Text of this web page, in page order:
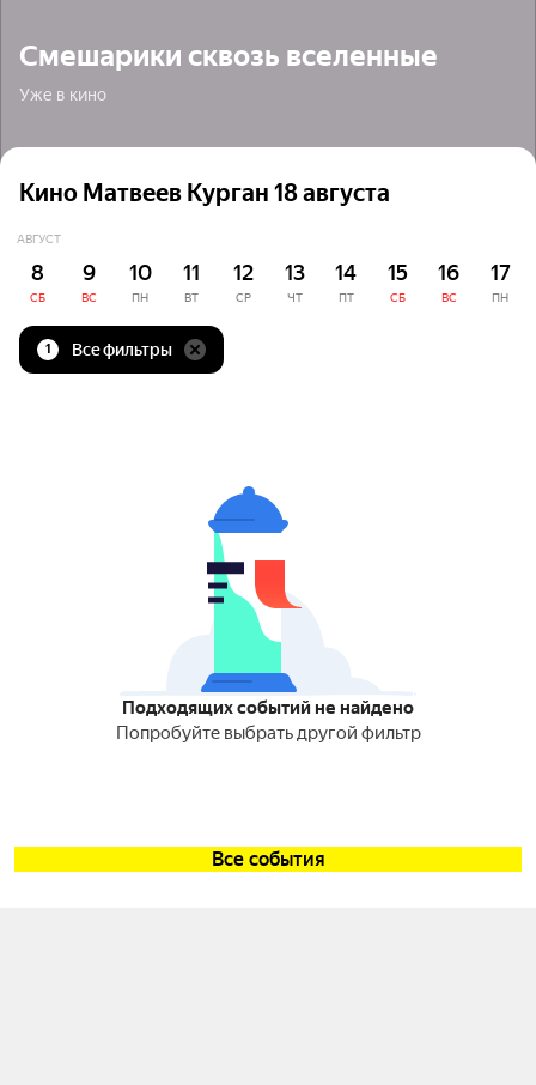
Смешарики сквозь вселенные
Уже в кино
Кино Матвеев Курган 18 августа
АВГУСТ
8
СБ
9
ВС
10
ПН
11
ВТ
12
СР
13
ЧТ
14
ПТ
15
СБ
16
ВС
17
ПН
1 Все фильтры
Подходящих событий не найдено
Попробуйте выбрать другой фильтр
Все события